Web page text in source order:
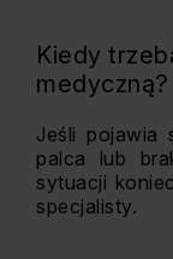
Kiedy
medyczną?
Jeśli pojawia
palca lub
sytuacji
specjalisty.